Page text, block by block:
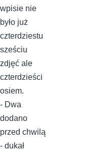
wpisie nie
było już
czterdziestu
sześciu
zdjęć ale
czterdzieści
osiem.
- Dwa
dodano
przed chwilą
- dukał